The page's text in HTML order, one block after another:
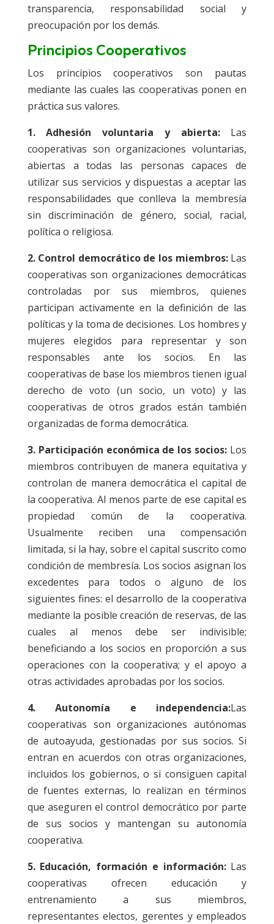
transparencia, responsabilidad social y
preocupación por los demás.
Principios Cooperativos
Los principios cooperativos son pautas
mediante las cuales las cooperativas ponen en
práctica sus valores.
1. Adhesión voluntaria y abierta: Las
cooperativas son organizaciones voluntarias,
abiertas a todas las personas capaces de
utilizar sus servicios y dispuestas a aceptar las
responsabilidades que conlleva la membresía
sin discriminación de género, social, racial,
política o religiosa.
2. Control democrático de los miembros: Las
cooperativas son organizaciones democráticas
controladas por sus miembros, quienes
participan activamente en la definición de las
políticas y la toma de decisiones. Los hombres y
mujeres elegidos para representar y son
responsables ante los socios. En las
cooperativas de base los miembros tienen igual
derecho de voto (un socio, un voto) y las
cooperativas de otros grados están también
organizadas de forma democrática.
3. Participación económica de los socios: Los
miembros contribuyen de manera equitativa y
controlan de manera democrática el capital de
la cooperativa. Al menos parte de ese capital es
propiedad común de la cooperativa.
Usualmente reciben una compensación
limitada, si la hay, sobre el capital suscrito como
condición de membresía. Los socios asignan los
excedentes para todos o alguno de los
siguientes fines: el desarrollo de la cooperativa
mediante la posible creación de reservas, de las
cuales al menos debe ser indivisible;
beneficiando a los socios en proporción a sus
operaciones con la cooperativa; y el apoyo a
otras actividades aprobadas por los socios.
4. Autonomía e independencia:Las
cooperativas son organizaciones autónomas
de autoayuda, gestionadas por sus socios. Si
entran en acuerdos con otras organizaciones,
incluidos los gobiernos, o si consiguen capital
de fuentes externas, lo realizan en términos
que aseguren el control democrático por parte
de sus socios y mantengan su autonomía
cooperativa.
5. Educación, formación e información: Las
cooperativas ofrecen educación y
entrenamiento a sus miembros,
representantes electos, gerentes y empleados